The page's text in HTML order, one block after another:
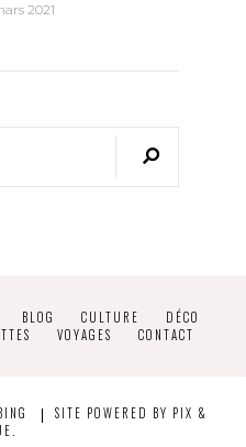
2021
BLOG CULTURE
DÉCO
VOYAGES CONTACT
SITE POWERED BY PIX &